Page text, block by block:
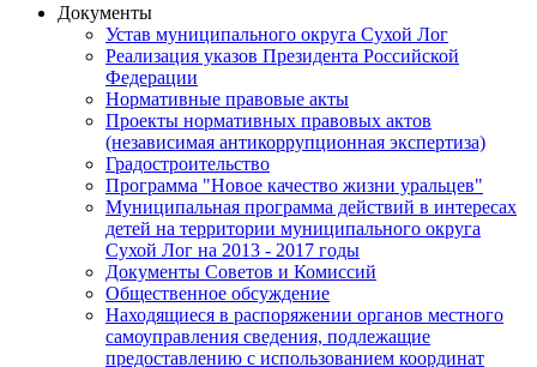
Документы
Устав муниципального округа Сухой Лог
Реализация указов Президента Российской
Федерации
Нормативные правовые акты
Проекты нормативных правовых актов
(независимая антикоррупционная экспертиза)
Градостроительство
Программа "Новое качество жизни уральцев"
Муниципальная программа действий в интересах
детей на территории муниципального округа
Сухой Лог на 2013 - 2017 годы
Документы Советов и Комиссий
Общественное обсуждение
Находящиеся в распоряжении органов местного
самоуправления сведения, подлежащие
предоставлению с использованием координат